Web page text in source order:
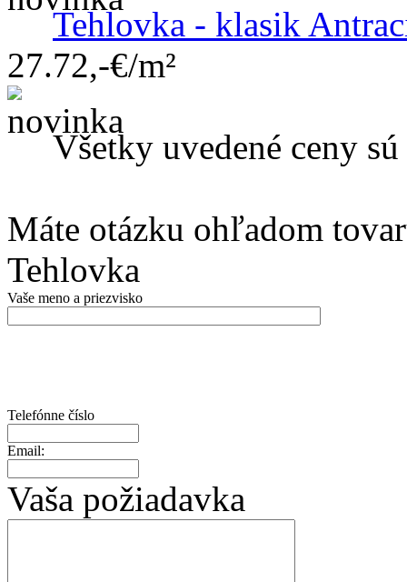
Tehlovka - klasik
27.72,-€/m²
Všetky uvedené ceny sú
Máte otázku ohľadom
Tehlovka
Vaše meno a priezvisko
Telefónne číslo
Email:
Vaša požiadavka